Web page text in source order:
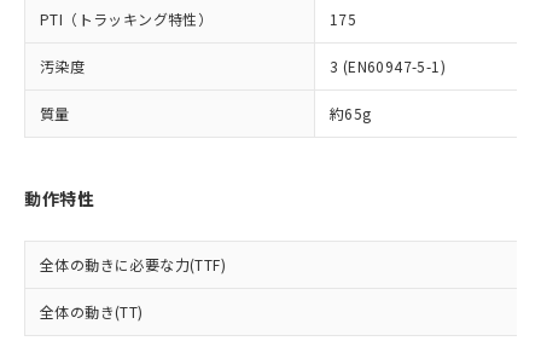
PTI（トラッキング特性） 175
汚染度 3 (EN60947-5-1)
質量 約65g
動作特性
全体の動きに必要な力(TTF)
全体の動き(TT)
示しないようお願いします。
マイパーツ機能（部品リスト作成サー
ビス）をご利用いただくには、I-Web
メンバーズにご登録されている必要が
引・商談に必要な範囲で利用すること
をご了承ください。
※当社の共同利用者とは、
の共同利用に関して"
の「1.共同利
部品在庫の切り替え状況などにより、予定
月が前後することがあります。
とができます。
51物質の非含有証明書（当社基準）
準値以下であることを示します。
「10」：通常の使用状況下において有害物
質が外部に漏えいし、環境に深刻な影響を
及ぼさない年数を意味します。
「－」：未確認です。当社販売部門へお問
い合わせください。
該第三者に通知します。また当社は、
販売先および販売に係わる関係者が違
法に輸出するおそれがある場合は、取
り引きをいたしません。
受注生産機種、また在庫状況の
情報を公開していない機種